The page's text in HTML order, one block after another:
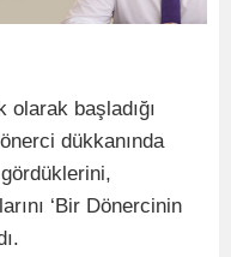
olarak başladığı
dükkanında
‘Bir Dönercinin